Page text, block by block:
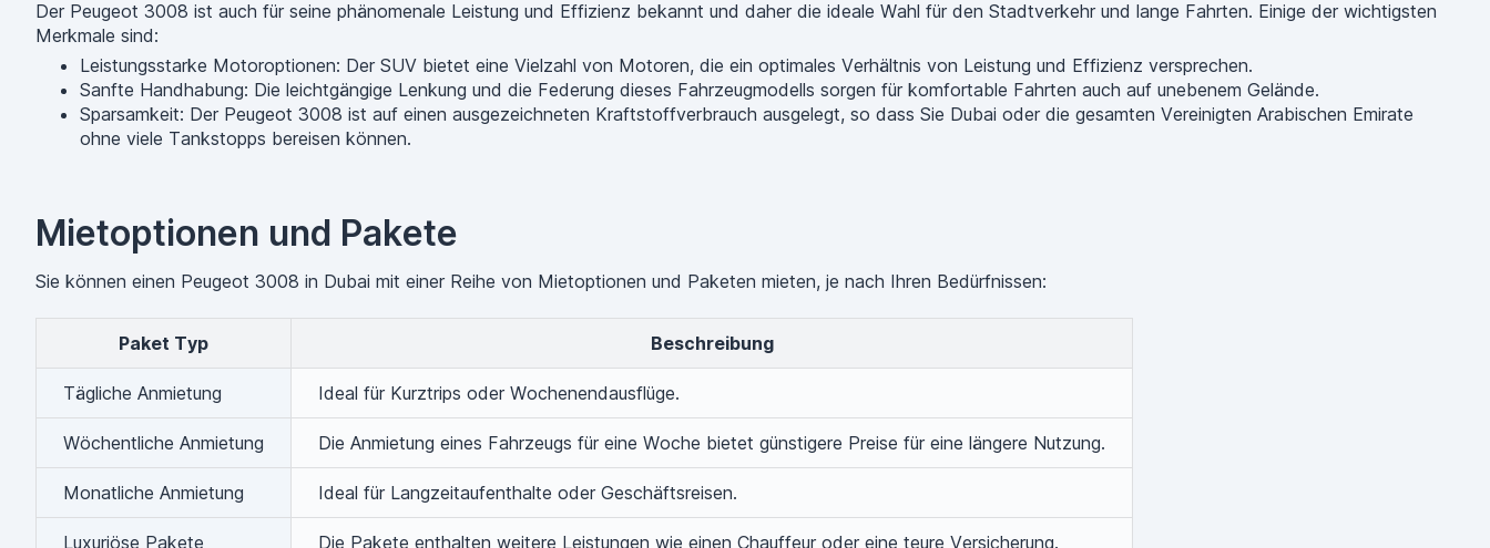
Der Peugeot 3008 ist auch für seine phänomenale Leistung und Effizienz bekannt und daher die ideale Wahl für den Stadtverkehr und lange Fahrten. Einige der wichtigsten
Merkmale sind:
Leistungsstarke Motoroptionen: Der SUV bietet eine Vielzahl von Motoren, die ein optimales Verhältnis von Leistung und Effizienz versprechen.
Sanfte Handhabung: Die leichtgängige Lenkung und die Federung dieses Fahrzeugmodells sorgen für komfortable Fahrten auch auf unebenem Gelände.
Sparsamkeit: Der Peugeot 3008 ist auf einen ausgezeichneten Kraftstoffverbrauch ausgelegt, so dass Sie Dubai oder die gesamten Vereinigten Arabischen Emirate
ohne viele Tankstopps bereisen können.
Mietoptionen und Pakete
Sie können einen Peugeot 3008 in Dubai mit einer Reihe von Mietoptionen und Paketen mieten, je nach Ihren Bedürfnissen:
Paket Typ Beschreibung
Tägliche Anmietung Ideal für Kurztrips oder Wochenendausflüge.
Wöchentliche Anmietung Die Anmietung eines Fahrzeugs für eine Woche bietet günstigere Preise für eine längere Nutzung.
Monatliche Anmietung Ideal für Langzeitaufenthalte oder Geschäftsreisen.
Luxuriöse Pakete Die Pakete enthalten weitere Leistungen wie einen Chauffeur oder eine teure Versicherung.